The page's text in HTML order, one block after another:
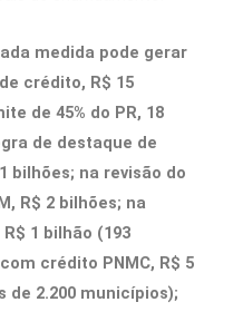
medida pode gerar
crédito, R$ 15
de 45% do PR, 18
de destaque de
bilhões; na revisão do
R$ 2 bilhões; na
1 bilhão (193
crédito PNMC, R$ 5
de 2.200 municípios);